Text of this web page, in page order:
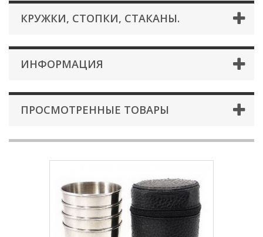
КРУЖКИ, СТОПКИ, СТАКАНЫ.
ИНФОРМАЦИЯ
ПРОСМОТРЕННЫЕ ТОВАРЫ